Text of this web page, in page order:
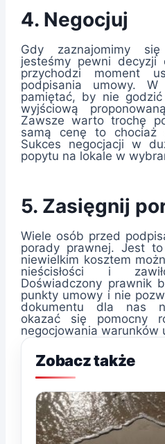
4. Negocjuj
Gdy zaznajomimy
jesteśmy pewni decyzji
przychodzi moment
podpisania umowy.
pamiętać, by nie
wyjściową
Zawsze warto trochę
samą cenę to chociaż
Sukces negocjacji w
popytu na lokale w
5. Zasięgnij
Wiele osób przed
porady prawnej. Jest
niewielkim kosztem
nieścisłości i
Doświadczony prawnik
punkty umowy i nie
dokumentu dla nas
okazać się pomocny
negocjowania warunków
Zobacz także